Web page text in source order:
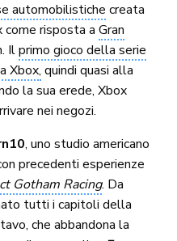
automobilistiche creata
come risposta aGran
Ilprimo gioco della serie
Xbox, quindi quasi alla
la sua erede, Xbox
nei negozi.
, uno studio americano
precedenti esperienze
Gotham Racing. Da
tutti i capitoli della
che abbandona la